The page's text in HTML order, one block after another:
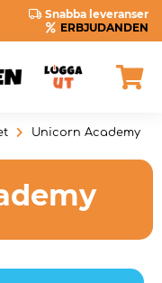
Snabba leveranser
ERBJUDANDEN
Unicorn Academy